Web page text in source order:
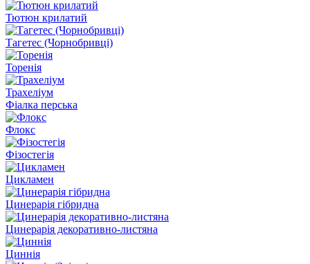
Тютюн крилатий
Тагетес (Чорнобривці)
Торенія
Трахеліум
Фіалка перська
Флокс
Фізостегія
Цикламен
Цинерарія гібридна
Цинерарія декоративно-листяна
Циннія